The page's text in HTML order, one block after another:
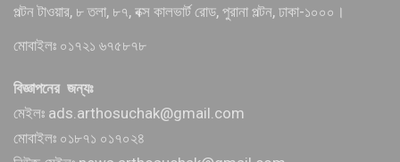
পল্টন টাওয়ার, ৮ তলা, ৮৭, বক্স কালভার্ট রোড, পুরানা পল্টন, ঢাকা-১০০০।
মোবাইলঃ ০১৭২১ ৬৭৫৮৭৮
বিজ্ঞাপনের জন্যঃ
মেইলঃ ads.arthosuchak@gmail.com
মোবাইলঃ ০১৮৭১ ০১৭০২৪